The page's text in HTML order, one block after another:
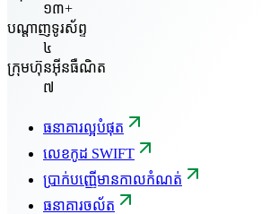
១៣+
បណ្តាញទូរស័ព្ទ
៤
ក្រុមហ៊ុនអ៊ីនធឺណិត
៧
ធនាគារល្អបំផុត
លេខកូដ SWIFT
ប្រាក់បញ្ញើមានកាលកំណត់
ធនាគារចល័ត